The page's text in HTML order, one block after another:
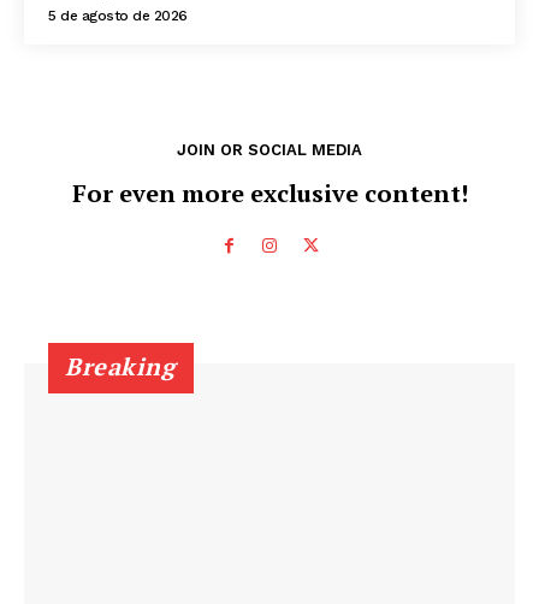
5 de agosto de 2026
JOIN OR SOCIAL MEDIA
For even more exclusive content!
Breaking